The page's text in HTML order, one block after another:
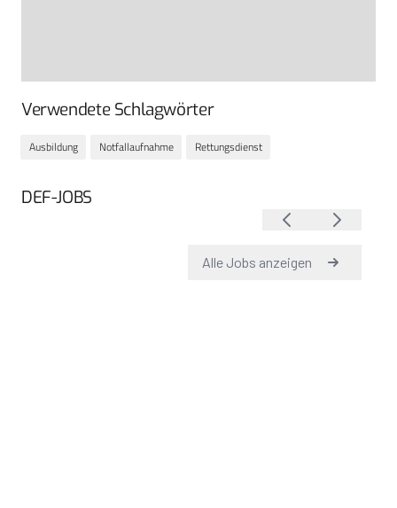
Verwendete Schlagwörter
Ausbildung Notfallaufnahme Rettungsdienst
DEF-JOBS